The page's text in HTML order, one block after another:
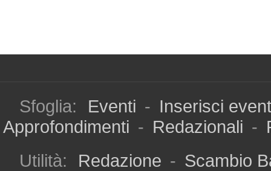
Sfoglia: Eventi - Inserisci
Approfondimenti - Redazionali -
Utilità:
Redazione - Scambio